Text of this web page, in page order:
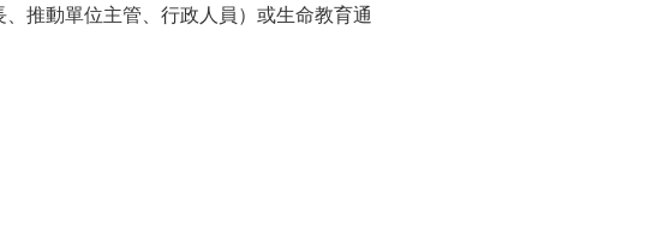
推動單位主管、行政人員）或生命教育通